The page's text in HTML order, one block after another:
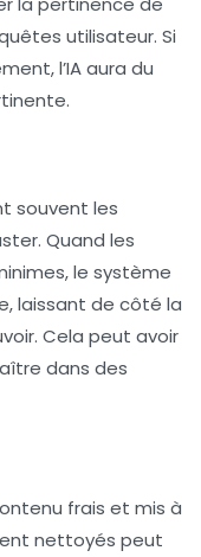
utilisateur. Si
l’IA aura du
souvent les
. Quand les
le système
laissant de côté la
Cela peut avoir
dans des
frais et mis à
nettoyés peut